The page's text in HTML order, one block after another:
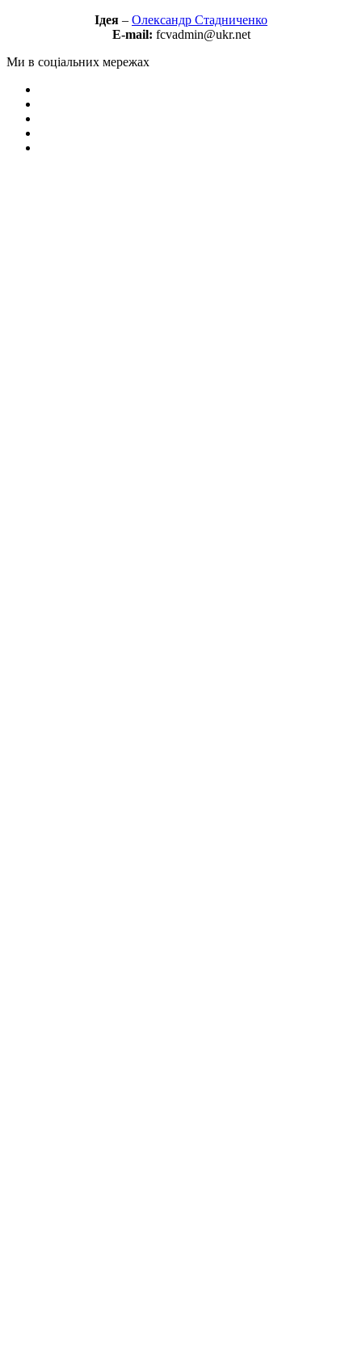
Ідея – Олександр Стадниченко
E-mail: fcvadmin@ukr.net
Ми в соціальних мережах